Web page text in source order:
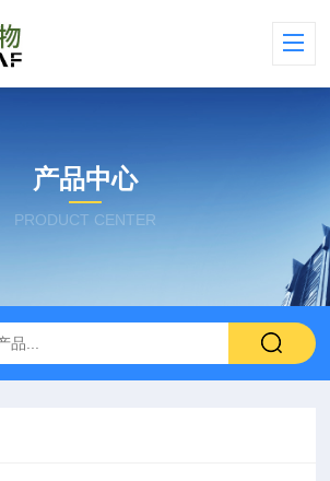
产品中心
PRODUCT CENTER